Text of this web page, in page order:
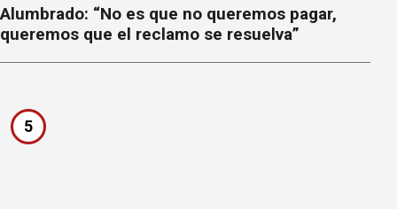
Alumbrado: “No es que no queremos pagar,
queremos que el reclamo se resuelva”
5